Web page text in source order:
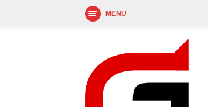
MENU